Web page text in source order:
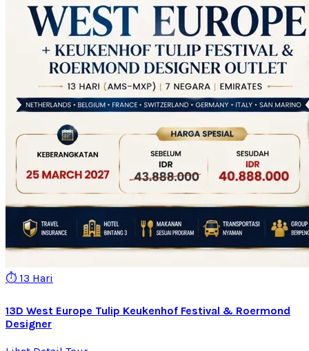
⏱️ 13 Hari
13D West Europe Tulip Keukenhof Festival & Roermond
Designer